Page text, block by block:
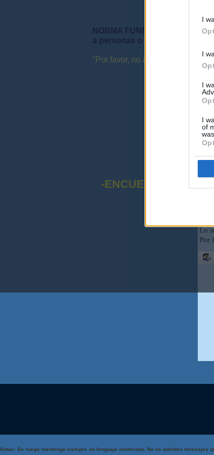
I
I
I
I
of
NORMA FUNDAMENTAL
a personas o instituciones ni
"Por favor, no abuse de las
-ENCUESTA SOBRE
Lo
Por
Notas: Se ruega mantenga siempre un lenguaje moderado. No se admiten mensajes